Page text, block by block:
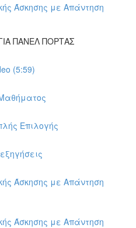
Άσκησης με Απάντηση
ΠΑΝΕΛ ΠΟΡΤΑΣ
(5:59)
Επιλογής
Άσκησης με Απάντηση
Άσκησης με Απάντηση